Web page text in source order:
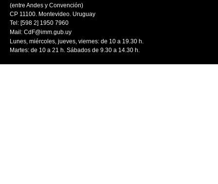
(entre Andes y Convención)
CP 11100. Montevideo. Uruguay
Tel: [598 2] 1950 7960
Mail: CdF@imm.gub.uy
Lunes, miércoles, jueves, viernes: de 10 a 19.30 h.
Martes: de 10 a 21 h. Sábados de 9.30 a 14.30 h.